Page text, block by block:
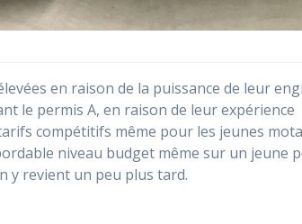
en raison de la puissance de leur
le permis A, en raison de leur expérience
compétitifs même pour les jeunes
niveau budget même sur un jeune
y revient un peu plus tard.